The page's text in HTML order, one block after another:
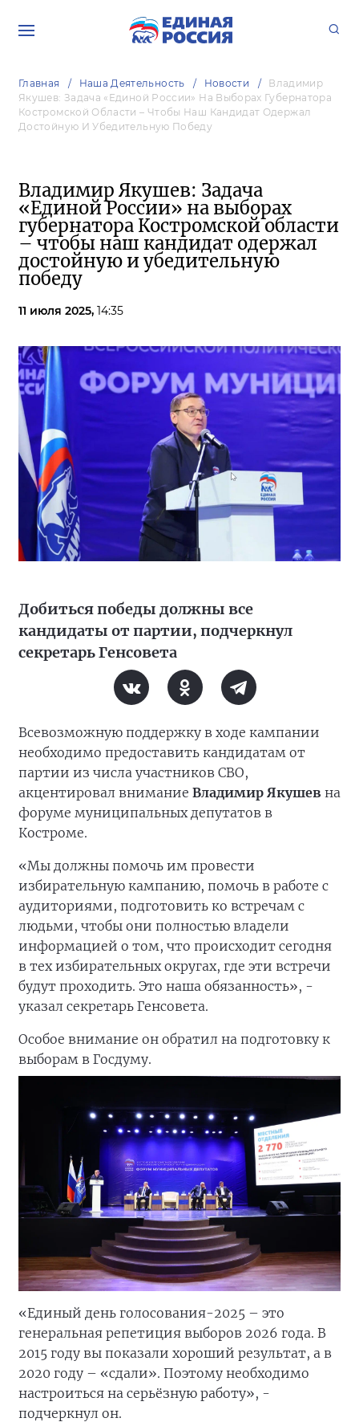
Главная Наша Деятельность Новости
Владимир
Якушев: Задача «Единой России» На Выборах Губернатора
Костромской Области – Чтобы Наш Кандидат Одержал
Достойную И Убедительную Победу
Владимир Якушев: Задача
«Единой России» на выборах
губернатора Костромской области
– чтобы наш кандидат одержал
достойную и убедительную
победу
11 июля 2025, 14:35
Добиться победы должны все
кандидаты от партии, подчеркнул
секретарь Генсовета
Всевозможную поддержку в ходе кампании
необходимо предоставить кандидатам от
партии из числа участников СВО,
акцентировал внимание Владимир Якушев на
форуме муниципальных депутатов в
Костроме.
«Мы должны помочь им провести
избирательную кампанию, помочь в работе с
аудиториями, подготовить ко встречам с
людьми, чтобы они полностью владели
информацией о том, что происходит сегодня
в тех избирательных округах, где эти встречи
будут проходить. Это наша обязанность», -
указал секретарь Генсовета.
Особое внимание он обратил на подготовку к
выборам в Госдуму.
«Единый день голосования-2025 – это
генеральная репетиция выборов 2026 года. В
2015 году вы показали хороший результат, а в
2020 году – «сдали». Поэтому необходимо
настроиться на серьёзную работу», -
подчеркнул он.